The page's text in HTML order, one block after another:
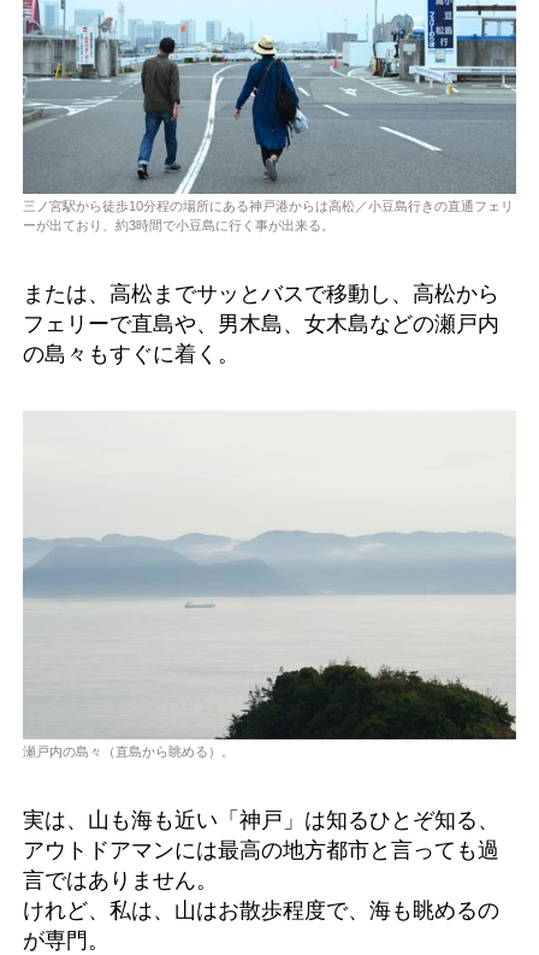
三ノ宮駅から徒歩10分程の場所にある神戸港からは高松／小豆島行きの直通フェリ
ーが出ており、約3時間で小豆島に行く事が出来る。
または、高松までサッとバスで移動し、高松から
フェリーで直島や、男木島、女木島などの瀬戸内
の島々もすぐに着く。
瀬戸内の島々（直島から眺める）。
実は、山も海も近い「神戸」は知るひとぞ知る、
アウトドアマンには最高の地方都市と言っても過
言ではありません。
けれど、私は、山はお散歩程度で、海も眺めるの
が専門。